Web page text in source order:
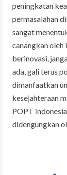
peningkatan
permasalahan
sangat
canangkan oleh
berinovasi,
ada, gali terus
dimanfaatkan
kesejahteraan
POPT
didengungkan